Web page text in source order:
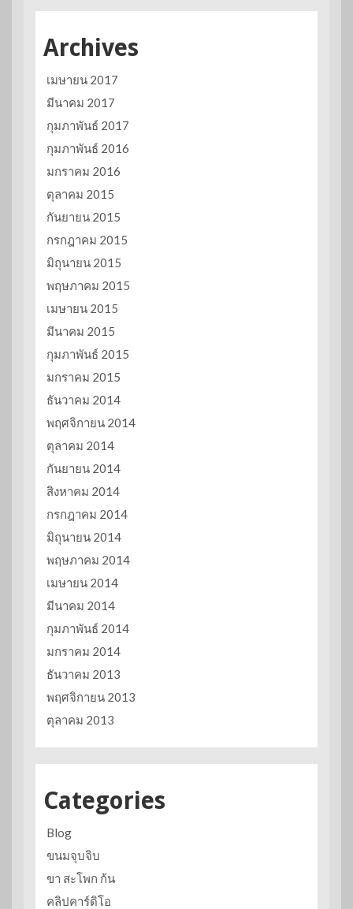
Archives
เมษายน 2017
มีนาคม 2017
กุมภาพันธ์ 2017
กุมภาพันธ์ 2016
มกราคม 2016
ตุลาคม 2015
กันยายน 2015
กรกฎาคม 2015
มิถุนายน 2015
พฤษภาคม 2015
เมษายน 2015
มีนาคม 2015
กุมภาพันธ์ 2015
มกราคม 2015
ธันวาคม 2014
พฤศจิกายน 2014
ตุลาคม 2014
กันยายน 2014
สิงหาคม 2014
กรกฎาคม 2014
มิถุนายน 2014
พฤษภาคม 2014
เมษายน 2014
มีนาคม 2014
กุมภาพันธ์ 2014
มกราคม 2014
ธันวาคม 2013
พฤศจิกายน 2013
ตุลาคม 2013
Categories
Blog
ขนมจุบจิบ
ขา สะโพก ก้น
คลิปคาร์ดิโอ